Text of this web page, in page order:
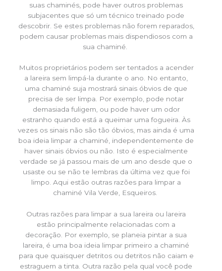
suas chaminés, pode haver outros problemas
subjacentes que só um técnico treinado pode
descobrir. Se estes problemas não forem reparados,
podem causar problemas mais dispendiosos com a
sua chaminé.
Muitos proprietários podem ser tentados a acender
a lareira sem limpá-la durante o ano. No entanto,
uma chaminé suja mostrará sinais óbvios de que
precisa de ser limpa. Por exemplo, pode notar
demasiada fuligem, ou pode haver um odor
estranho quando está a queimar uma fogueira. Às
vezes os sinais não são tão óbvios, mas ainda é uma
boa ideia limpar a chaminé, independentemente de
haver sinais óbvios ou não. Isto é especialmente
verdade se já passou mais de um ano desde que o
usaste ou se não te lembras da última vez que foi
limpo. Aqui estão outras razões para limpar a
chaminé Vila Verde, Esqueiros.
Outras razões para limpar a sua lareira ou lareira
estão principalmente relacionadas com a
decoração. Por exemplo, se planeia pintar a sua
lareira, é uma boa ideia limpar primeiro a chaminé
para que quaisquer detritos ou detritos não caiam e
estraguem a tinta. Outra razão pela qual você pode